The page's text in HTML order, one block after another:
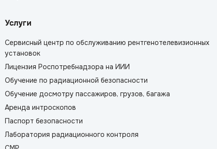
Услуги
Сервисный центр по обслуживанию рентгенотелевизионных
установок
Лицензия Роспотребнадзора на ИИИ
Обучение по радиационной безопасности
Обучение досмотру пассажиров, грузов, багажа
Аренда интроскопов
Паспорт безопасности
Лаборатория радиационного контроля